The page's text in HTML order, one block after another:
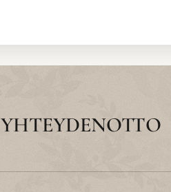
YHTEYDENOTTO